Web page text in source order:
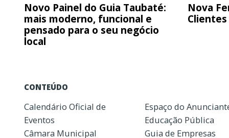
Novo Painel do Guia Taubaté:
mais moderno, funcional e
pensado para o seu negócio
local
Nova
Clientes
CONTEÚDO
Calendário Oficial de
Eventos
Câmara Municipal
Espaço do
Educação Pública
Guia de Empresas